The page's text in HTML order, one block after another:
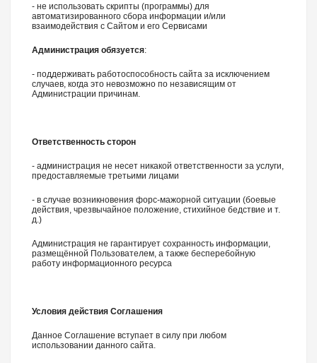
- не использовать скрипты (программы) для
автоматизированного сбора информации и/или
взаимодействия с Сайтом и его Сервисами
Администрация обязуется:
- поддерживать работоспособность сайта за исключением
случаев, когда это невозможно по независящим от
Администрации причинам.
Ответственность сторон
- администрация не несет никакой ответственности за услуги,
предоставляемые третьими лицами
- в случае возникновения форс-мажорной ситуации (боевые
действия, чрезвычайное положение, стихийное бедствие и т.
д.)
Администрация не гарантирует сохранность информации,
размещённой Пользователем, а также бесперебойную
работу информационного ресурса
Условия действия Соглашения
Данное Соглашение вступает в силу при любом
использовании данного сайта.